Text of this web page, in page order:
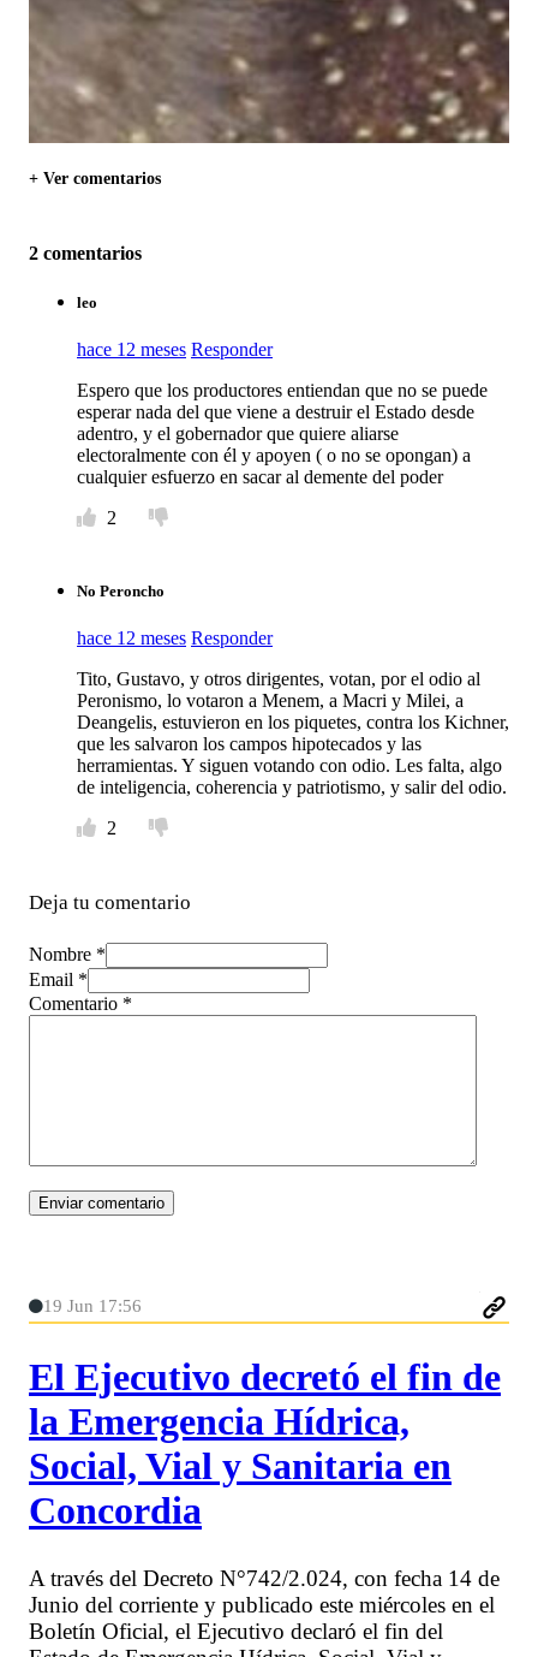
+ Ver comentarios
2 comentarios
leo
hace 12 meses Responder
Espero que los productores entiendan que no se puede
esperar nada del que viene a destruir el Estado desde
adentro, y el gobernador que quiere aliarse
electoralmente con él y apoyen ( o no se opongan) a
cualquier esfuerzo en sacar al demente del poder
2
No Peroncho
hace 12 meses Responder
Tito, Gustavo, y otros dirigentes, votan, por el odio al
Peronismo, lo votaron a Menem, a Macri y Milei, a
Deangelis, estuvieron en los piquetes, contra los Kichner,
que les salvaron los campos hipotecados y las
herramientas. Y siguen votando con odio. Les falta, algo
de inteligencia, coherencia y patriotismo, y salir del odio.
2
Deja tu comentario
Nombre *
Email *
Comentario *
19 Jun 17:56
El Ejecutivo decretó el fin de
la Emergencia Hídrica,
Social, Vial y Sanitaria en
Concordia
A través del Decreto N°742/2.024, con fecha 14 de
Junio del corriente y publicado este miércoles en el
Boletín Oficial, el Ejecutivo declaró el fin del